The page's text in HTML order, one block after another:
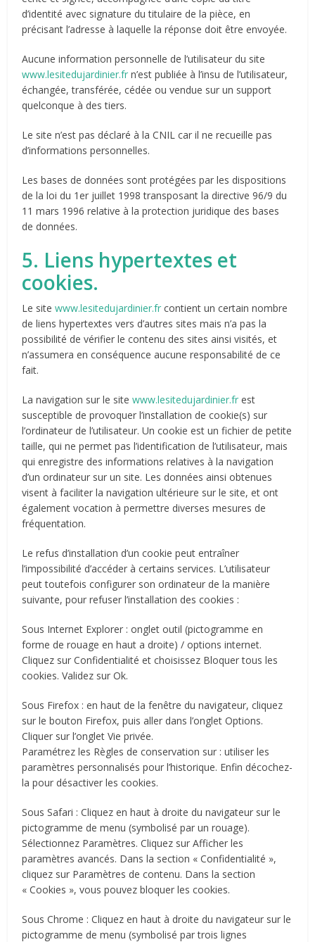
d’identité avec signature du titulaire de la pièce, en
précisant l’adresse à laquelle la réponse doit être envoyée.
Aucune information personnelle de l’utilisateur du site
www.lesitedujardinier.fr n’est publiée à l’insu de l’utilisateur,
échangée, transférée, cédée ou vendue sur un support
quelconque à des tiers.
Le site n’est pas déclaré à la CNIL car il ne recueille pas
d’informations personnelles.
Les bases de données sont protégées par les dispositions
de la loi du 1er juillet 1998 transposant la directive 96/9 du
11 mars 1996 relative à la protection juridique des bases
de données.
5. Liens hypertextes et
cookies.
Le sitewww.lesitedujardinier.fr contient un certain nombre
de liens hypertextes vers d’autres sites mais n’a pas la
possibilité de vérifier le contenu des sites ainsi visités, et
n’assumera en conséquence aucune responsabilité de ce
fait.
La navigation sur le sitewww.lesitedujardinier.fr est
susceptible de provoquer l’installation de cookie(s) sur
l’ordinateur de l’utilisateur. Un cookie est un fichier de petite
taille, qui ne permet pas l’identification de l’utilisateur, mais
qui enregistre des informations relatives à la navigation
d’un ordinateur sur un site. Les données ainsi obtenues
visent à faciliter la navigation ultérieure sur le site, et ont
également vocation à permettre diverses mesures de
fréquentation.
Le refus d’installation d’un cookie peut entraîner
l’impossibilité d’accéder à certains services. L’utilisateur
peut toutefois configurer son ordinateur de la manière
suivante, pour refuser l’installation des cookies :
Sous Internet Explorer : onglet outil (pictogramme en
forme de rouage en haut a droite) / options internet.
Cliquez sur Confidentialité et choisissez Bloquer tous les
cookies. Validez sur Ok.
Sous Firefox : en haut de la fenêtre du navigateur, cliquez
sur le bouton Firefox, puis aller dans l’onglet Options.
Cliquer sur l’onglet Vie privée.
Paramétrez les Règles de conservation sur : utiliser les
paramètres personnalisés pour l’historique. Enfin décochez-
la pour désactiver les cookies.
Sous Safari : Cliquez en haut à droite du navigateur sur le
pictogramme de menu (symbolisé par un rouage).
Sélectionnez Paramètres. Cliquez sur Afficher les
paramètres avancés. Dans la section « Confidentialité »,
cliquez sur Paramètres de contenu. Dans la section
« Cookies », vous pouvez bloquer les cookies.
Sous Chrome : Cliquez en haut à droite du navigateur sur le
pictogramme de menu (symbolisé par trois lignes